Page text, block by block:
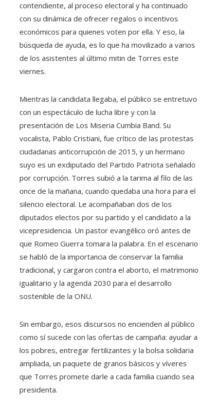
contendiente, al proceso electoral y ha continuado
con su dinámica de ofrecer regalos o incentivos
económicos para quienes voten por ella. Y eso, la
búsqueda de ayuda, es lo que ha movilizado a varios
de los asistentes al último mitin de Torres este
viernes.
Mientras la candidata llegaba, el público se entretuvo
con un espectáculo de lucha libre y con la
presentación de Los Miseria Cumbia Band. Su
vocalista, Pablo Cristiani, fue crítico de las protestas
ciudadanas anticorrupción de 2015, y un hermano
suyo es un exdiputado del Partido Patriota señalado
por corrupción. Torres subió a la tarima al filo de las
once de la mañana, cuando quedaba una hora para el
silencio electoral. Le acompañaban dos de los
diputados electos por su partido y el candidato a la
vicepresidencia. Un pastor evangélico oró antes de
que Romeo Guerra tomara la palabra. En el escenario
se habló de la importancia de conservar la familia
tradicional, y cargaron contra el aborto, el matrimonio
igualitario y la agenda 2030 para el desarrollo
sostenible de la ONU.
Sin embargo, esos discursos no encienden al público
como sí sucede con las ofertas de campaña: ayudar a
los pobres, entregar fertilizantes y la bolsa solidaria
ampliada, un paquete de granos básicos y víveres
que Torres promete darle a cada familia cuando sea
presidenta.